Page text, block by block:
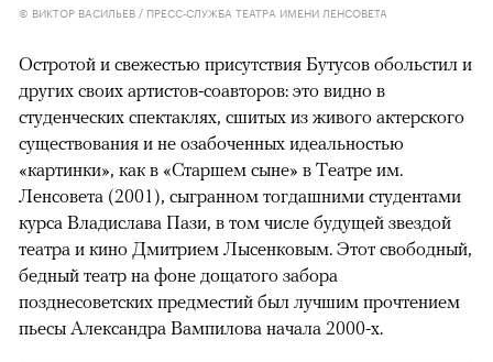
© ВИКТОР ВАСИЛЬЕВ / ПРЕСС-СЛУЖБА ТЕАТРА ИМЕНИ ЛЕНСОВЕТА
Остротой и свежестью присутствия Бутусов обольстил и
других своих артистов-соавторов: это видно в
студенческих спектаклях, сшитых из живого актерского
существования и не озабоченных идеальностью
«картинки», как в «Старшем сыне» в Театре им.
Ленсовета (2001), сыгранном тогдашними студентами
курса Владислава Пази, в том числе будущей звездой
театра и кино Дмитрием Лысенковым. Этот свободный,
бедный театр на фоне дощатого забора
позднесоветских предместий был лучшим прочтением
пьесы Александра Вампилова начала 2000-х.